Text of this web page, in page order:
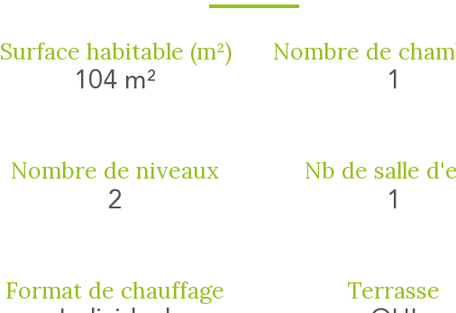
Surface habitable (m²)
104 m²
Nombre de
1
Nombre de niveaux
2
Nb de salle
1
Format de chauffage Terrasse